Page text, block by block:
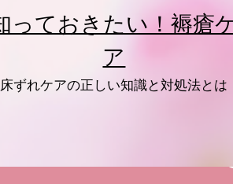
っておきたい！褥瘡
ア
床ずれケアの正しい知識と対処法とは